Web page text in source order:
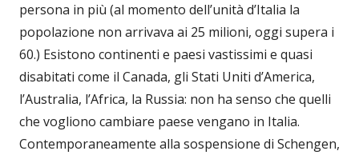
persona in più (al momento dell’unità d’Italia la
popolazione non arrivava ai 25 milioni, oggi supera i
60.) Esistono continenti e paesi vastissimi e quasi
disabitati come il Canada, gli Stati Uniti d’America,
l’Australia, l’Africa, la Russia: non ha senso che quelli
che vogliono cambiare paese vengano in Italia.
Contemporaneamente alla sospensione di Schengen,